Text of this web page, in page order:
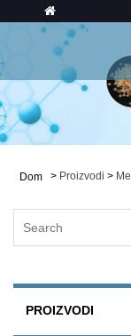
Dom > Proizvodi >
PROIZVODI